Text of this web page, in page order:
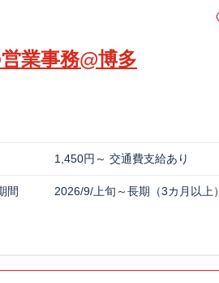
業事務@博多
1,450円～ 交通費支給あり
間 2026/9/上旬～長期（3カ月以上）